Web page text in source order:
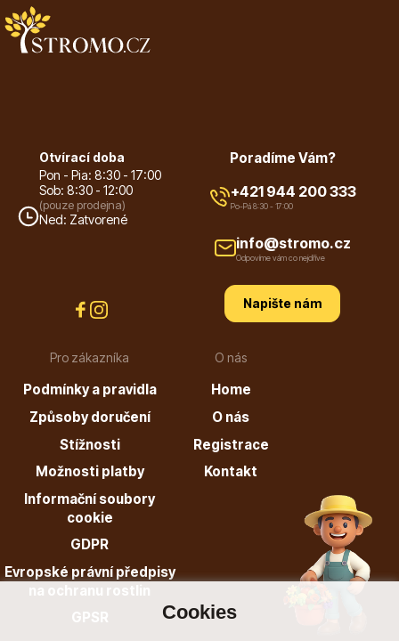
Cookies
Postřiky, přípravky
Hortenzie
Azalky a rododendrony
Otvírací doba
Pon - Pia: 8:30 - 17:00
Sob: 8:30 - 12:00
(pouze prodejna)
Ned: Zatvorené
Pro zákazníka
Podmínky a pravidla
Způsoby doručení
Stížnosti
Možnosti platby
Informační soubory
cookie
GDPR
Evropské právní předpisy
na ochranu rostlin
GPSR
O nás
Home
O nás
Registrace
Kontakt
Poradíme Vám?
+421 944 200 333
Po-Pá 8:30 - 17:00
info@stromo.cz
Odpovíme vám co nejdříve
Napište nám